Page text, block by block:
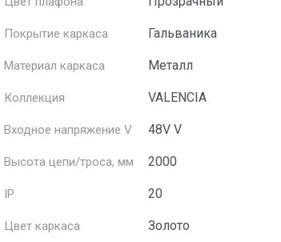
Покрытие каркаса Гальваника
Материал каркаса Металл
Коллекция VALENCIA
Входное напряжение V 48V V
Высота цепи/троса, мм 2000
IP 20
Цвет каркаса Золото